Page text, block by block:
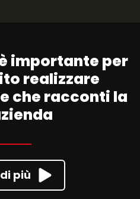
importante per
realizzare
che racconti la
più